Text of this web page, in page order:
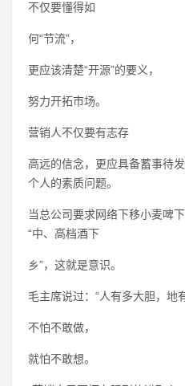
不仅要懂得如
何“节流”，
更应该清楚“开源”的要义，
努力开拓市场。
营销人不仅要有志存
高远的信念，更应具备蓄事待
个人的素质问题。
当总公司要求网络下移小麦啤
“中、高档酒下
乡”，这就是意识。
毛主席说过：“人有多大胆，地
不怕不敢做，
就怕不敢想。